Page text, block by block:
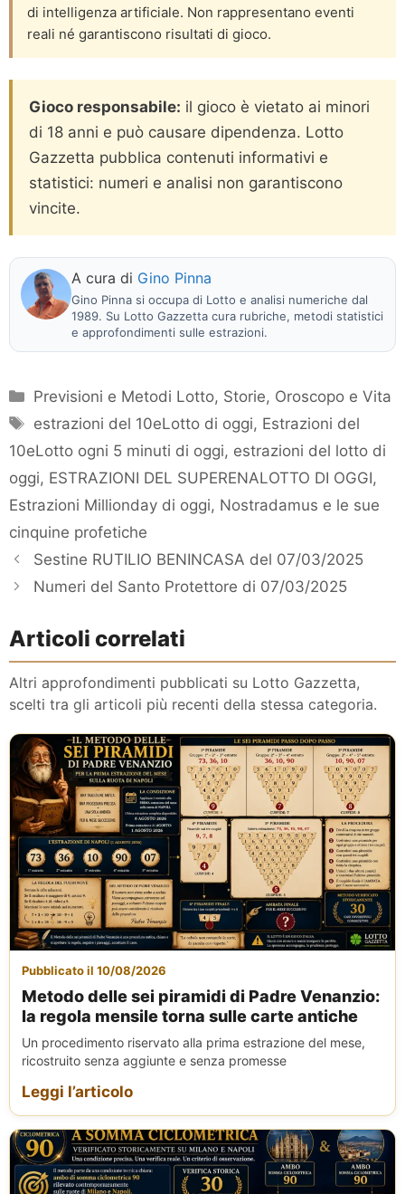
di intelligenza artificiale. Non rappresentano eventi
reali né garantiscono risultati di gioco.
Gioco responsabile: il gioco è vietato ai minori
di 18 anni e può causare dipendenza. Lotto
Gazzetta pubblica contenuti informativi e
statistici: numeri e analisi non garantiscono
vincite.
A cura di Gino Pinna
Gino Pinna si occupa di Lotto e analisi numeriche dal
1989. Su Lotto Gazzetta cura rubriche, metodi statistici
e approfondimenti sulle estrazioni.
Categorie
Previsioni e Metodi Lotto, Storie, Oroscopo e Vita
Tag
estrazioni del 10eLotto di oggi, Estrazioni del
10eLotto ogni 5 minuti di oggi, estrazioni del lotto di
oggi, ESTRAZIONI DEL SUPERENALOTTO DI OGGI,
Estrazioni Millionday di oggi, Nostradamus e le sue
cinquine profetiche
Sestine RUTILIO BENINCASA del 07/03/2025
Numeri del Santo Protettore di 07/03/2025
Articoli correlati
Altri approfondimenti pubblicati su Lotto Gazzetta,
scelti tra gli articoli più recenti della stessa categoria.
Pubblicato il 10/08/2026
Metodo delle sei piramidi di Padre Venanzio:
la regola mensile torna sulle carte antiche
Un procedimento riservato alla prima estrazione del mese,
ricostruito senza aggiunte e senza promesse
Leggi l’articolo